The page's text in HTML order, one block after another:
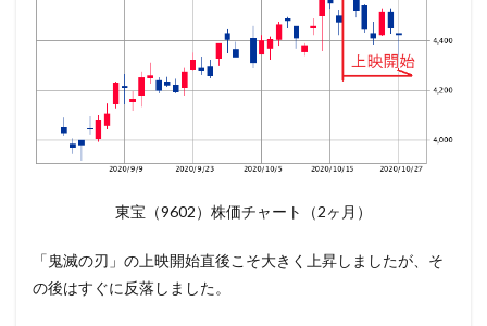
東宝（9602）株価チャート（2ヶ月）
「鬼滅の刃」の上映開始直後こそ大きく上昇しましたが、そ
の後はすぐに反落しました。